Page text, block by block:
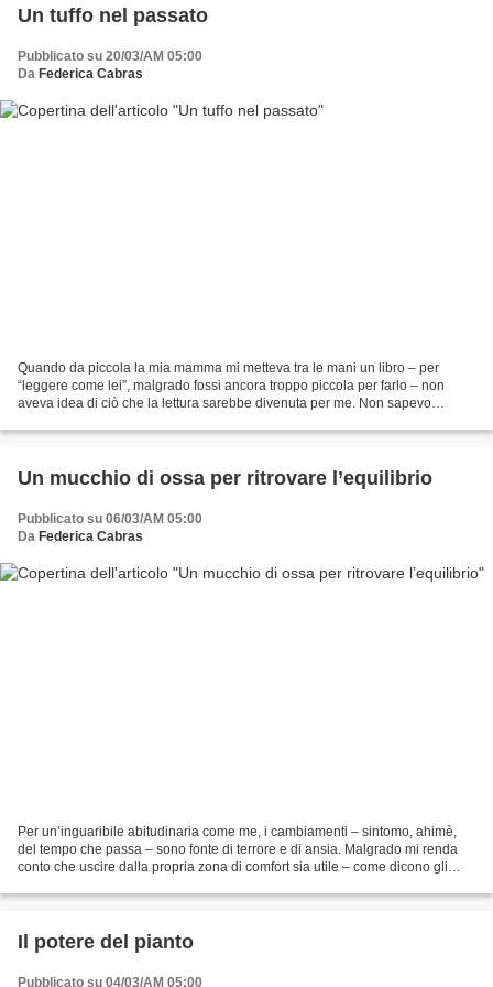
Un tuffo nel passato
Pubblicato su 20/03/AM 05:00
Da Federica Cabras
Quando da piccola la mia mamma mi metteva tra le mani un libro – per
“leggere come lei”, malgrado fossi ancora troppo piccola per farlo – non
aveva idea di ciò che la lettura sarebbe divenuta per me. Non sapevo
Un mucchio di ossa per ritrovare l’equilibrio
Pubblicato su 06/03/AM 05:00
Da Federica Cabras
Per un’inguaribile abitudinaria come me, i cambiamenti – sintomo, ahimè,
del tempo che passa – sono fonte di terrore e di ansia. Malgrado mi renda
conto che uscire dalla propria zona di comfort sia utile – come dicono gli
Il potere del pianto
Pubblicato su 04/03/AM 05:00